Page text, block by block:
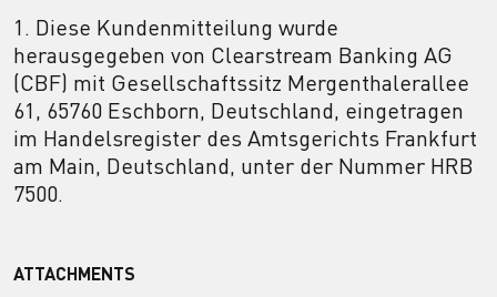
1. Diese Kundenmitteilung wurde
herausgegeben von Clearstream Banking AG
(CBF) mit Gesellschaftssitz Mergenthalerallee
61, 65760 Eschborn, Deutschland, eingetragen
im Handelsregister des Amtsgerichts Frankfurt
am Main, Deutschland, unter der Nummer HRB
7500.
ATTACHMENTS